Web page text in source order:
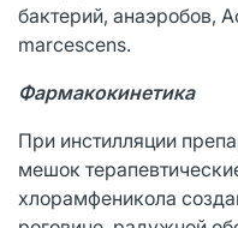
бактерий, анаэробов,
marcescens.
Фармакокинетика
При инстилляции
мешок
хлорамфеникола